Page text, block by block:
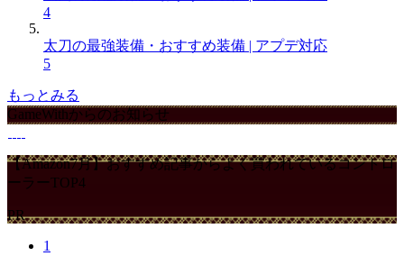
4
太刀の最強装備・おすすめ装備 | アプデ対応
5
もっとみる
GameWithからのお知らせ
【Amazon7月】おすすめ記事からよく買われているコントロ
ーラーTOP4
PR
1